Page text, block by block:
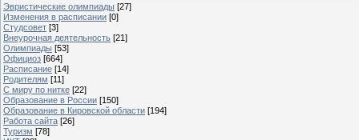
Эвристические олимпиады [27]
Изменения в расписании [0]
Студсовет [3]
Внеурочная деятельность [21]
Олимпиады [53]
Официоз [664]
Расписание [14]
Родителям [11]
С миру по нитке [22]
Образование в России [150]
Образование в Кировской области [194]
Работа сайта [26]
Туризм [78]